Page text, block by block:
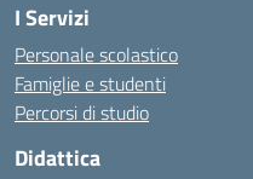
I Servizi
Personale scolastico
Famiglie e studenti
Percorsi di studio
Didattica